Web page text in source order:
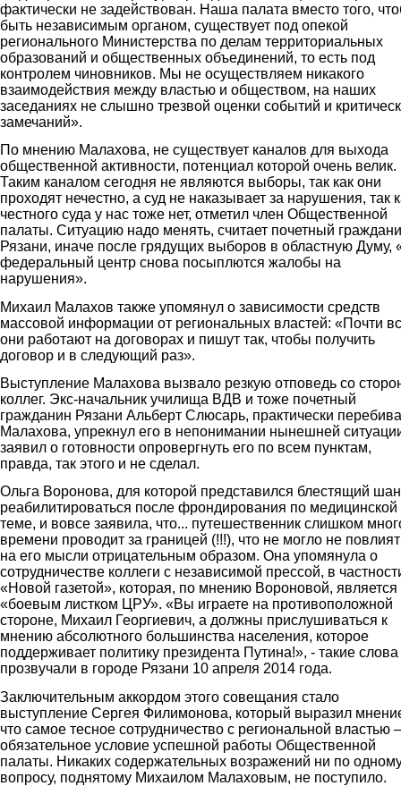
фактически не задействован. Наша палата вместо того,
быть независимым органом, существует под опекой
регионального Министерства по делам территориальных
образований и общественных объединений, то есть под
контролем чиновников. Мы не осуществляем никакого
взаимодействия между властью и обществом, на наших
заседаниях не слышно трезвой оценки событий и
замечаний».
По мнению Малахова, не существует каналов для выхода
общественной активности, потенциал которой очень велик.
Таким каналом сегодня не являются выборы, так как они
проходят нечестно, а суд не наказывает за нарушения, так
честного суда у нас тоже нет, отметил член Общественной
палаты. Ситуацию надо менять, считает почетный
Рязани, иначе после грядущих выборов в областную Думу,
федеральный центр снова посыплются жалобы на
нарушения».
Михаил Малахов также упомянул о зависимости средств
массовой информации от региональных властей: «Почти
они работают на договорах и пишут так, чтобы получить
договор и в следующий раз».
Выступление Малахова вызвало резкую отповедь со
коллег. Экс-начальник училища ВДВ и тоже почетный
гражданин Рязани Альберт Слюсарь, практически
Малахова, упрекнул его в непонимании нынешней
заявил о готовности опровергнуть его по всем пунктам,
правда, так этого и не сделал.
Ольга Воронова, для которой представился блестящий
реабилитироваться после фрондирования по медицинской
теме, и вовсе заявила, что... путешественник слишком
времени проводит за границей (!!!), что не могло не
на его мысли отрицательным образом. Она упомянула о
сотрудничестве коллеги с независимой прессой, в
«Новой газетой», которая, по мнению Вороновой, является
«боевым листком ЦРУ». «Вы играете на противоположной
стороне, Михаил Георгиевич, а должны прислушиваться к
мнению абсолютного большинства населения, которое
поддерживает политику президента Путина!», - такие слова
прозвучали в городе Рязани 10 апреля 2014 года.
Заключительным аккордом этого совещания стало
выступление Сергея Филимонова, который выразил
что самое тесное сотрудничество с региональной властью –
обязательное условие успешной работы Общественной
палаты. Никаких содержательных возражений ни по
вопросу, поднятому Михаилом Малаховым, не поступило.